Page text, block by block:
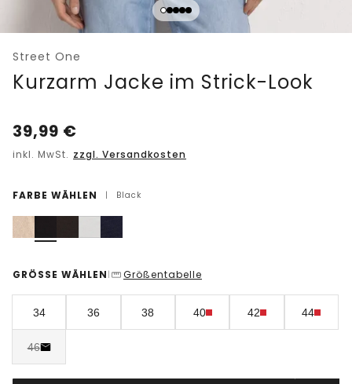
Street One
Kurzarm Jacke im Strick-Look
39,99 €
inkl. MwSt. zzgl. Versandkosten
FARBE WÄHLEN | Black
GRÖSSE WÄHLEN | Größentabelle
34 36 38 40 42 44
46